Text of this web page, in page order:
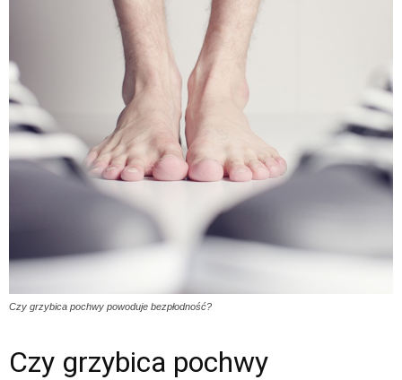
Czy grzybica pochwy powoduje bezpłodność?
Czy grzybica pochwy